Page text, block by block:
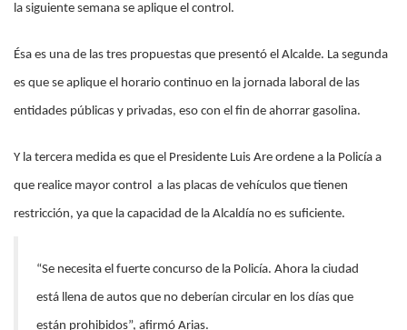
la siguiente semana se aplique el control.
Ésa es una de las tres propuestas que presentó el Alcalde. La segunda
es que se aplique el horario continuo en la jornada laboral de las
entidades públicas y privadas, eso con el fin de ahorrar gasolina.
Y la tercera medida es que el Presidente Luis Are ordene a la Policía a
que realice mayor control a las placas de vehículos que tienen
restricción, ya que la capacidad de la Alcaldía no es suficiente.
“Se necesita el fuerte concurso de la Policía. Ahora la ciudad
está llena de autos que no deberían circular en los días que
están prohibidos”, afirmó Arias.